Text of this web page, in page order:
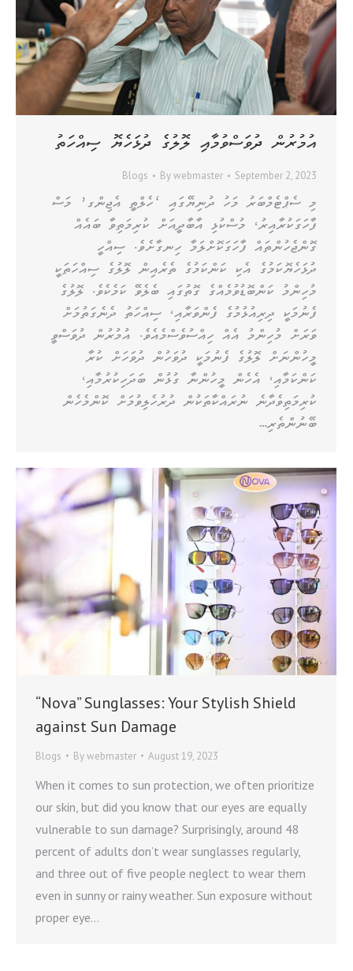
އުމުރުން ދުވަސްވުމާއި ލޮލުގެ ދުޅަހެޔޮ ސިއްހަތު
Blogs Bywebmaster September 2, 2023
މި ސެޕްޓެމްބަރު މަހު ދުނިޔޭގައި ‘ހެލްތީ އެޖިންގ’ މަސް
ފާހަގަކުރާއިރު، މުސްކުޅި އާބާދީއަށް ކުރިމަތިވާ ބައެއް
ގޮންޖެހުންތައް ފާހަގަކޮށްލަމާ ހިނގާށެވެ. ސިއްހީ
ދުޅަހެޔޮކަމުގެ އެކި ކަންކަމުގެ ތެރެއިން ލޮލުގެ ސިއްހަތަކީ
މުހިންމު ކަންބޮޑުވުމެއްގެ ގޮތުގައި ބެލެވޭ ކަމެކެވެ. ލޮލުގެ
ފެނުމަކީ ދިރިއުޅުމުގެ ފެންވަރާއި، ސިއްހަތު ދެނެގަތުމަށް
ވަރަށް މުހިންމު އެއް ހިއްސުވެސްމެއެވެ. އުމުރުން ދުވަސްވީ
މީހުންނަށް ލޮލުގެ ފެނުމަކީ ދުވަހުން ދުވަހަށް ކުރާ
ކަންކަމާއި، އެހެން މީހުންނާ ގުޅުން ބަދަހިކުރުމާއި،
ކުރިމަތިވެދާނެ ނުރައްކާތަކުން ދުރުހެލިވުމަށް ކޮންމެހެން
ބޭނުންތެރި…
“Nova” Sunglasses: Your Stylish Shield
against Sun Damage
Blogs Bywebmaster August 19, 2023
When it comes to sun protection, we often prioritize
our skin, but did you know that our eyes are equally
vulnerable to sun damage? Surprisingly, around 48
percent of adults don’t wear sunglasses regularly,
and three out of five people neglect to wear them
even in sunny or rainy weather. Sun exposure without
proper eye…